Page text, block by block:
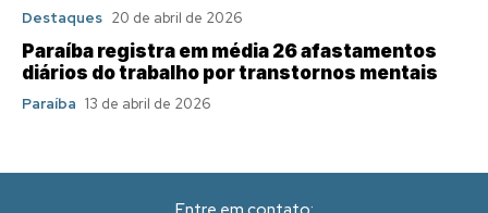
Destaques 20 de abril de 2026
Paraíba registra em média 26 afastamentos
diários do trabalho por transtornos mentais
Paraíba 13 de abril de 2026